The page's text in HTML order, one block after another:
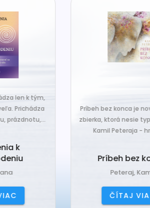
Príbeh bez konca je nová básnická
zbierka, ktorá nesie typický rukopis
Kamil Peteraja - hravosť...
Príbeh bez konca